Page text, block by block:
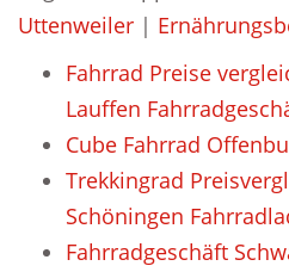
Uttenweiler |
Fahrrad Preise
Lauffen
Cube Fahrrad
Trekkingrad
Schöningen
Fahrradgeschäft